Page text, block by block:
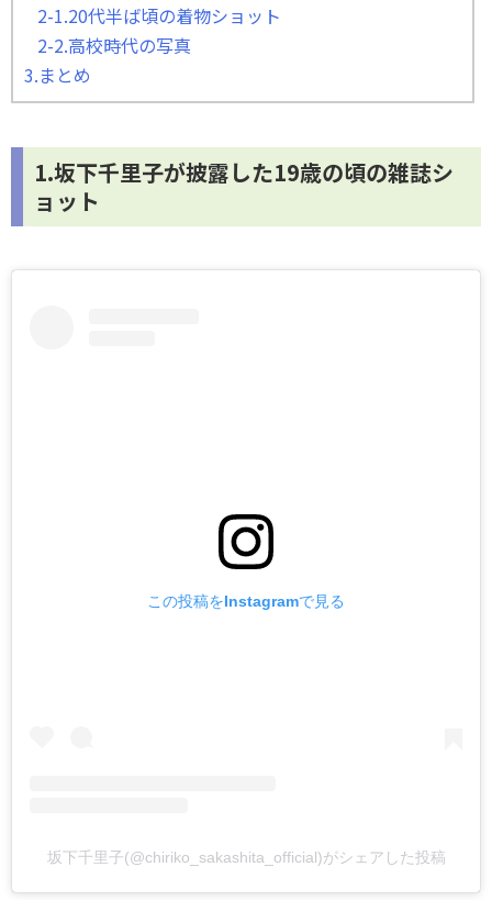
2-1.20代半ば頃の着物ショット
2-2.高校時代の写真
3.まとめ
1.坂下千里子が披露した19歳の頃の雑誌シ
ョット
この投稿をInstagramで見る
坂下千里子(@chiriko_sakashita_official)がシェアした投稿